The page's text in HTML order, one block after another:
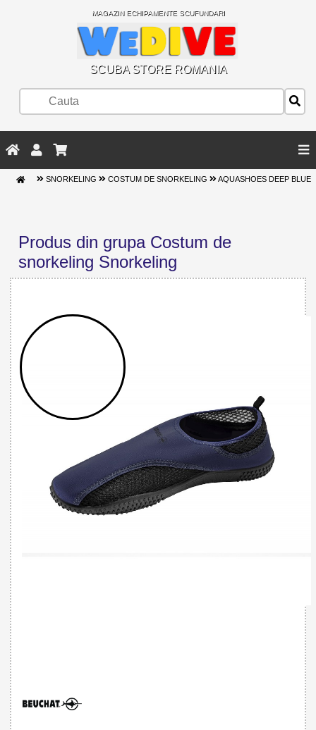
MAGAZIN ECHIPAMENTE SCUFUNDARI
SCUBA STORE ROMANIA
SNORKELING COSTUM DE SNORKELING AQUASHOES DEEP BLUE
Produs din grupa Costum de
snorkeling Snorkeling